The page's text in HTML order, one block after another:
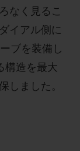
なく見るこ
イアル側に
ブを装備し
構造を最大
しました。